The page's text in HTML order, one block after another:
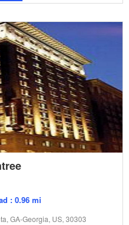
: 0.96 mi
GA-Georgia, US, 30303